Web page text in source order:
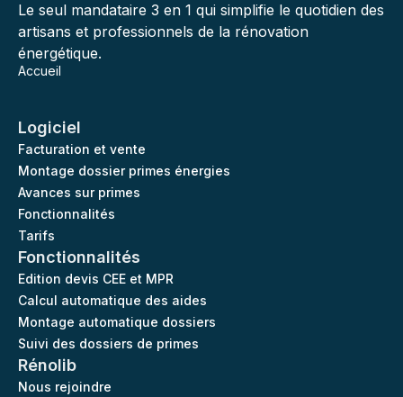
Le seul mandataire 3 en 1 qui simplifie le quotidien des
artisans et professionnels de la rénovation
énergétique.
Accueil
Logiciel
Facturation et vente
Montage dossier primes énergies
Avances sur primes
Fonctionnalités
Tarifs
Fonctionnalités
Edition devis CEE et MPR
Calcul automatique des aides
Montage automatique dossiers
Suivi des dossiers de primes
Rénolib
Nous rejoindre